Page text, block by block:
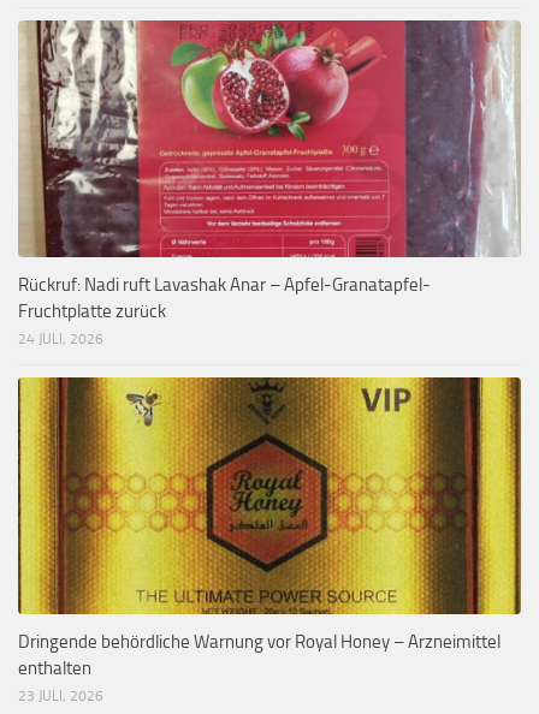
Rückruf: Nadi ruft Lavashak Anar – Apfel-Granatapfel-
Fruchtplatte zurück
24 JULI, 2026
Dringende behördliche Warnung vor Royal Honey – Arzneimittel
enthalten
23 JULI, 2026